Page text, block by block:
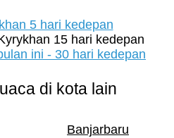
5 hari kedepan
15 hari kedepan
ini - 30 hari kedepan
di kota lain
Banjarbaru